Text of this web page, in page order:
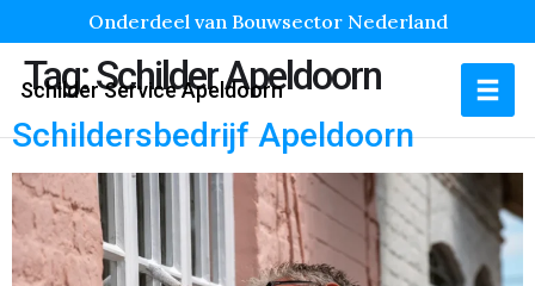
Onderdeel van Bouwsector Nederland
Schilder Service Apeldoorn
Tag:Schilder Apeldoorn
Schildersbedrijf Apeldoorn